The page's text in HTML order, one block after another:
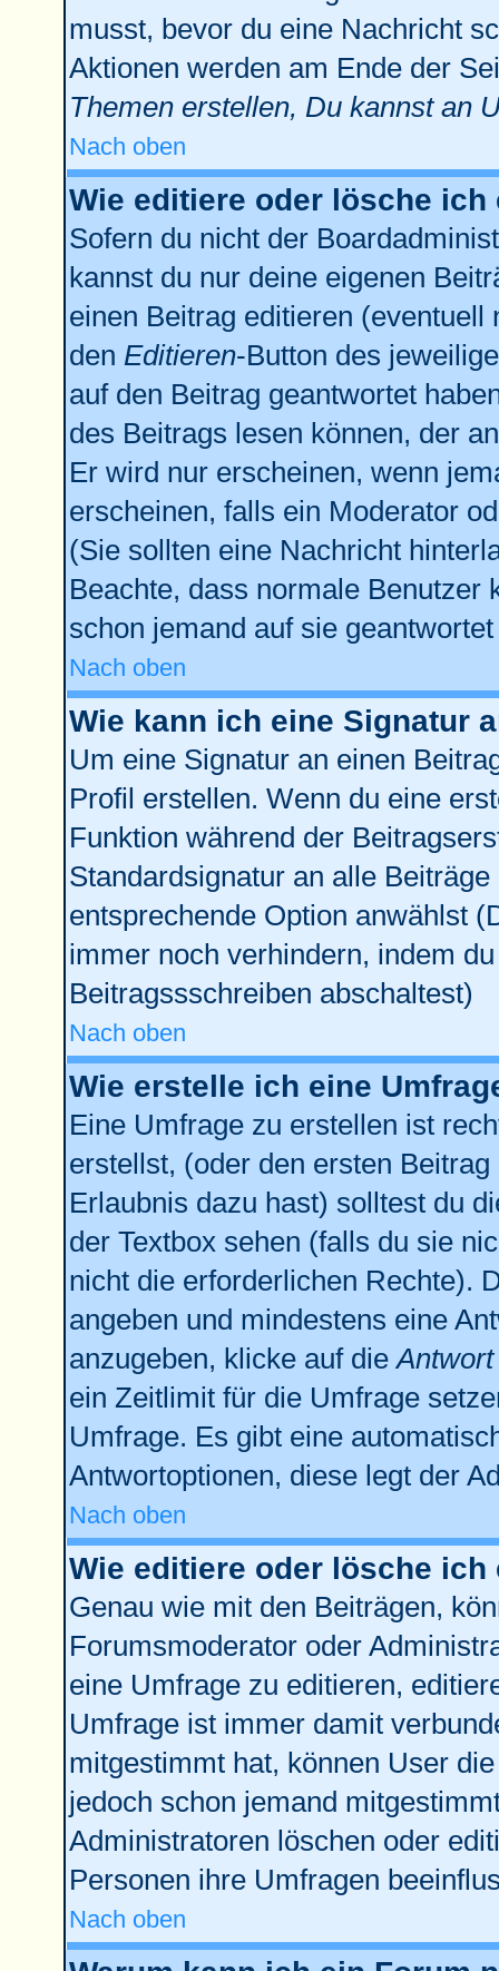
musst, bevor du eine Nachricht
Aktionen werden am Ende der
Themen erstellen, Du kannst an
Nach oben
Wie editiere oder lösche ich
Sofern du nicht der
kannst du nur deine eigenen
einen Beitrag editieren
den Editieren-Button des
auf den Beitrag geantwortet
des Beitrags lesen können, der
Er wird nur erscheinen, wenn
erscheinen, falls ein Moderator
(Sie sollten eine Nachricht
Beachte, dass normale Benutzer
schon jemand auf sie geantwortet
Nach oben
Wie kann ich eine Signatur
Um eine Signatur an einen
Profil erstellen. Wenn du eine
Funktion während der
Standardsignatur an alle
entsprechende Option anwählst
immer noch verhindern, indem
Beitragssschreiben abschaltest)
Nach oben
Wie erstelle ich eine
Eine Umfrage zu erstellen ist
erstellst, (oder den ersten
Erlaubnis dazu hast) solltest du
der Textbox sehen (falls du sie
nicht die erforderlichen Rechte).
angeben und mindestens eine
anzugeben, klicke auf die
ein Zeitlimit für die Umfrage
Umfrage. Es gibt eine
Antwortoptionen, diese legt der
Nach oben
Wie editiere oder lösche ich
Genau wie mit den Beiträgen,
Forumsmoderator oder
eine Umfrage zu editieren,
Umfrage ist immer damit
mitgestimmt hat, können User
jedoch schon jemand
Administratoren löschen oder
Personen ihre Umfragen
Nach oben